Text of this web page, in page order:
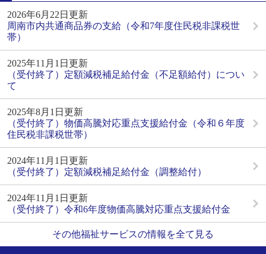
2026年6月22日更新
周南市内共通商品券の支給（令和7年度住民税非課税世
帯）
2025年11月1日更新
（受付終了）定額減税補足給付金（不足額給付）につい
て
2025年8月1日更新
（受付終了）物価高騰対応重点支援給付金（令和６年度
住民税非課税世帯）
2024年11月1日更新
（受付終了）定額減税補足給付金（調整給付）
2024年11月1日更新
（受付終了）令和6年度物価高騰対応重点支援給付金
その他福祉サービスの情報を全て見る